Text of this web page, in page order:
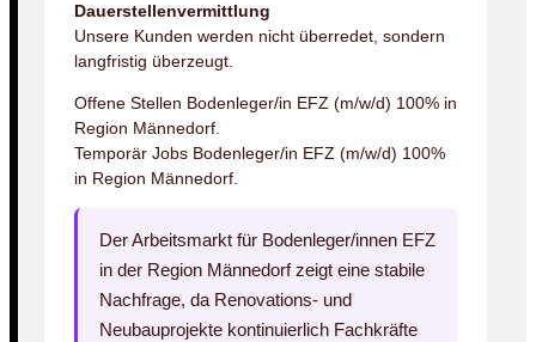
Dauerstellenvermittlung
Unsere Kunden werden nicht überredet, sondern
langfristig überzeugt.
Offene Stellen Bodenleger/in EFZ (m/w/d) 100% in
Region Männedorf.
Temporär Jobs Bodenleger/in EFZ (m/w/d) 100%
in Region Männedorf.
Der Arbeitsmarkt für Bodenleger/innen EFZ
in der Region Männedorf zeigt eine stabile
Nachfrage, da Renovations- und
Neubauprojekte kontinuierlich Fachkräfte